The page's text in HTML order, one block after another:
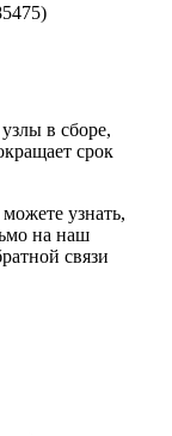
в сборе,
срок
узнать,
на наш
связи